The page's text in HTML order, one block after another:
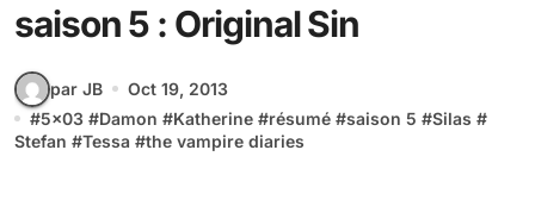
saison 5 : Original Sin
par JB
Oct 19, 2013
#5x03 #Damon #Katherine #résumé #saison 5 #Silas #
Stefan #Tessa #the vampire diaries